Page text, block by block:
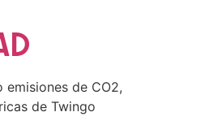
de CO2,
de Twingo